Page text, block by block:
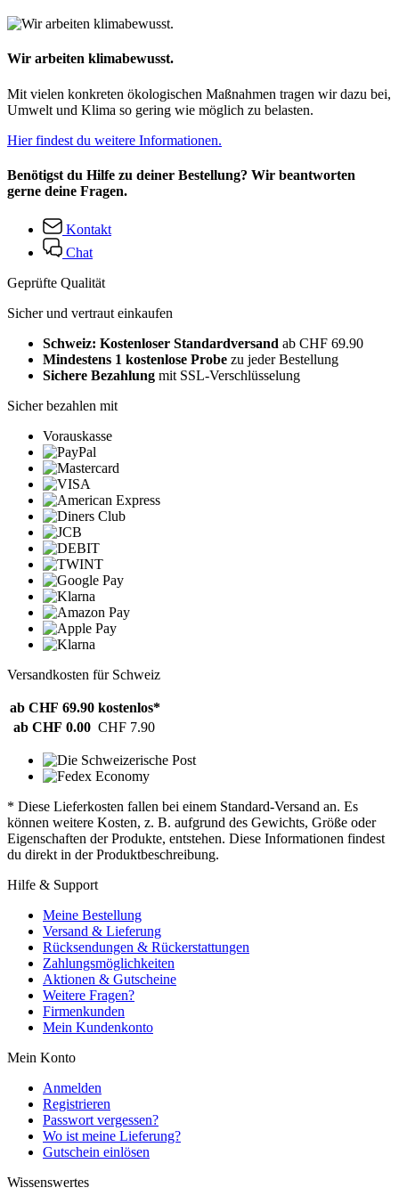
Wir arbeiten klimabewusst.
Mit vielen konkreten ökologischen Maßnahmen tragen wir dazu bei,
Umwelt und Klima so gering wie möglich zu belasten.
Hier findest du weitere Informationen.
Benötigst du Hilfe zu deiner Bestellung? Wir beantworten
gerne deine Fragen.
Kontakt
Chat
Geprüfte Qualität
Sicher und vertraut einkaufen
Schweiz: Kostenloser Standardversand ab CHF 69.90
Mindestens 1 kostenlose Probe zu jeder Bestellung
Sichere Bezahlung mit SSL-Verschlüsselung
Sicher bezahlen mit
Vorauskasse
Versandkosten für Schweiz
ab CHF 69.90 kostenlos*
ab CHF 0.00 CHF 7.90
* Diese Lieferkosten fallen bei einem Standard-Versand an. Es
können weitere Kosten, z. B. aufgrund des Gewichts, Größe oder
Eigenschaften der Produkte, entstehen. Diese Informationen findest
du direkt in der Produktbeschreibung.
Hilfe & Support
Meine Bestellung
Versand & Lieferung
Rücksendungen & Rückerstattungen
Zahlungsmöglichkeiten
Aktionen & Gutscheine
Weitere Fragen?
Firmenkunden
Mein Kundenkonto
Mein Konto
Anmelden
Registrieren
Passwort vergessen?
Wo ist meine Lieferung?
Gutschein einlösen
Wissenswertes